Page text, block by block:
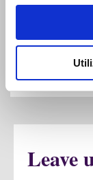
of
fined up
with
Leave